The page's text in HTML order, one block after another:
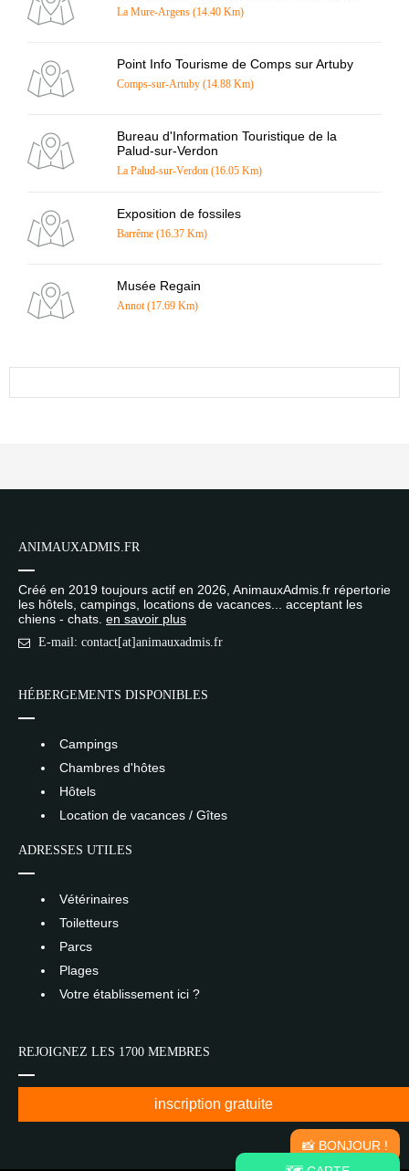
La Mure-Argens (14.40 Km)
Point Info Tourisme de Comps sur Artuby
Comps-sur-Artuby (14.88 Km)
Bureau d'Information Touristique de la
Palud-sur-Verdon
La Palud-sur-Verdon (16.05 Km)
Exposition de fossiles
Barrême (16.37 Km)
Musée Regain
Annot (17.69 Km)
📸 BONJOUR !
ANIMAUXADMIS.FR
Créé en 2019 toujours actif en 2026, AnimauxAdmis.fr répertorie
les hôtels, campings, locations de vacances... acceptant les
chiens - chats. en savoir plus
E-mail: contact[at]animauxadmis.fr
HÉBERGEMENTS DISPONIBLES
Campings
Chambres d'hôtes
Hôtels
Location de vacances / Gîtes
ADRESSES UTILES
Vétérinaires
Toiletteurs
Parcs
Plages
Votre établissement ici ?
REJOIGNEZ LES 1700 MEMBRES
inscription gratuite